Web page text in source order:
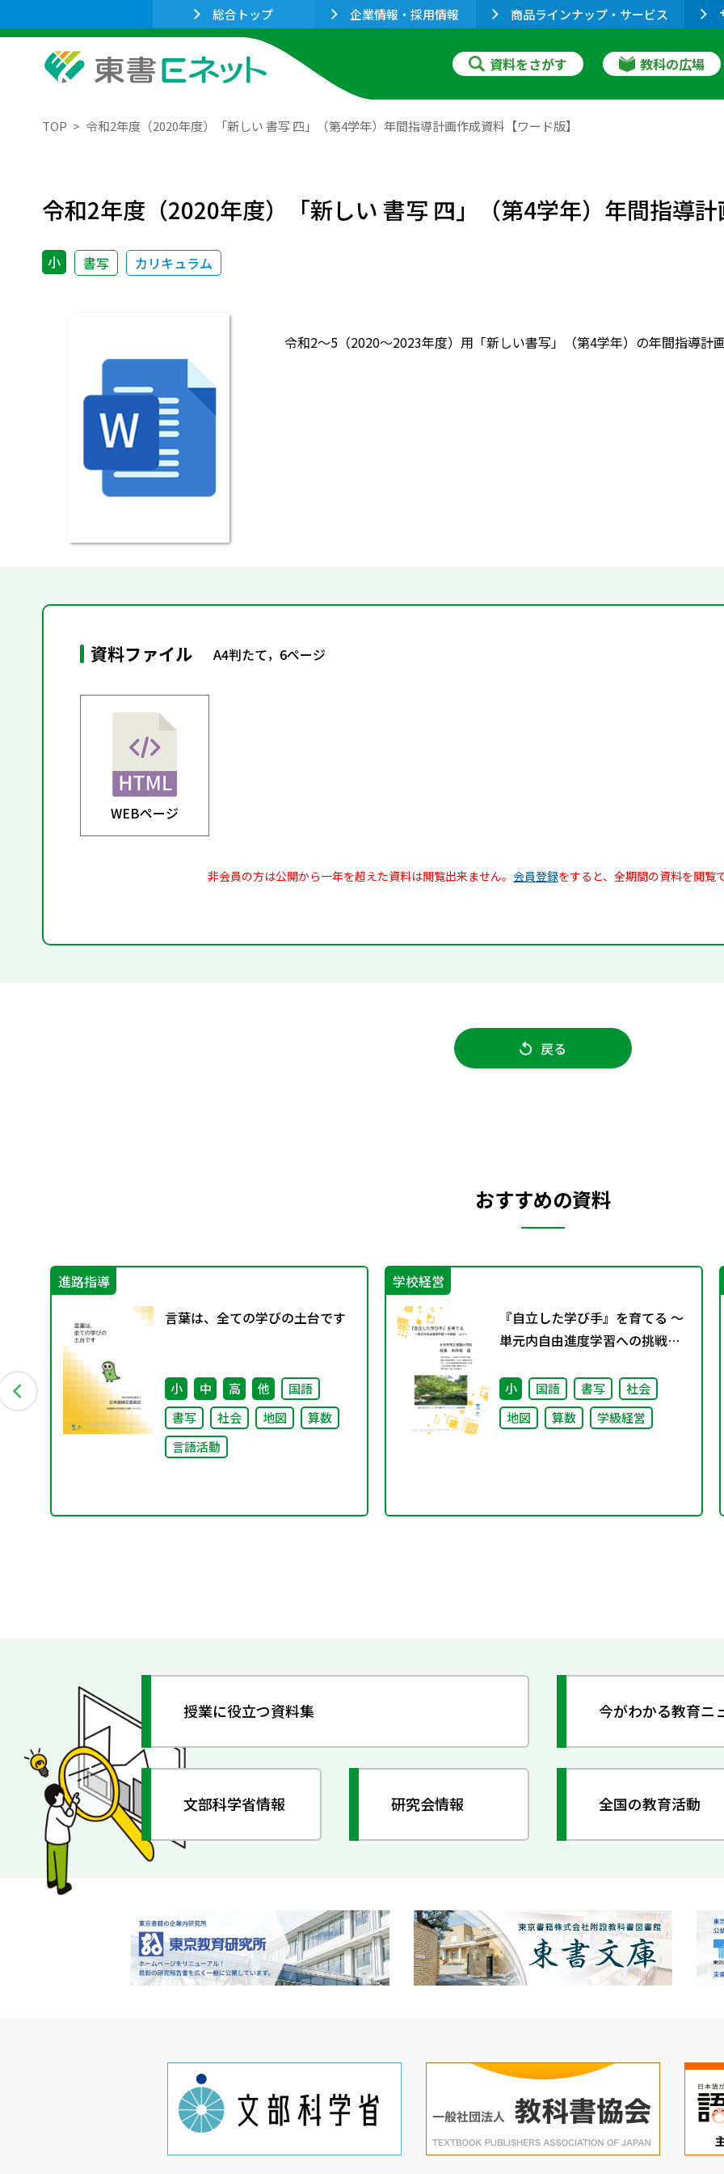
総合トップ 企業情報・採用情報 商品ラインナップ・サービス
資料をさがす 教科の広場
TOP 令和2年度（2020年度）「新しい 書写 四」（第4学年）年間指導計画作成資料【ワード版】
令和2年度（2020年度）「新しい 書写 四」（第4学年）年間指導計
小 書写 カリキュラム
令和2～5（2020～2023年度）用「新しい書写」（第4学年）の年間指導計画
資料ファイル A4判たて，6ページ
WEBページ
非会員の方は公開から一年を超えた資料は閲覧出来ません。 会員登録をすると、全期間の資料を閲覧
戻る
おすすめの資料
進路指導
言葉は、全ての学びの土台です
小 中 高 他
国語
書写
社会 地図
算数
言語活動
学校経営
『自立した学び手』を育てる ～
単元内自由進度学習への挑戦
小 国語 書写
社会
地図
算数 学級経営
授業に役立つ資料集 今がわかる教育ニ
文部科学省情報 研究会情報 全国の教育活動